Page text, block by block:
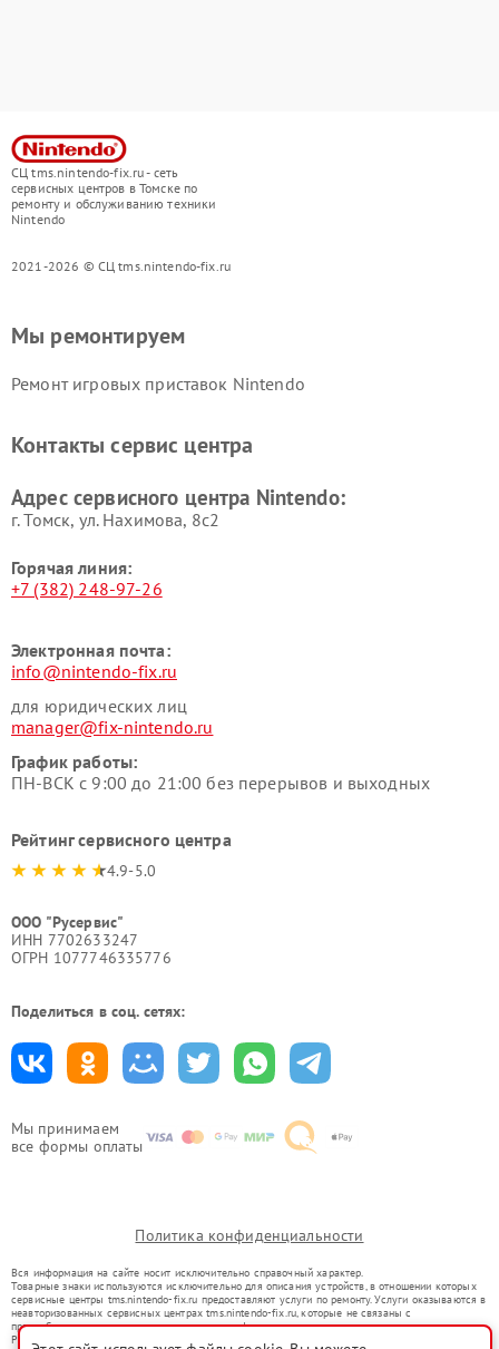
СЦ tms.nintendo-fix.ru - сеть
сервисных центров в Томске по
ремонту и обслуживанию техники
Nintendo
2021-2026 © СЦ tms.nintendo-fix.ru
Мы принимаем
все формы оплаты
Мы ремонтируем
Ремонт игровых приставок Nintendo
Контакты сервис центра
Адрес сервисного центра Nintendo:
г. Томск, ул. Нахимова, 8с2
Горячая линия:
+7 (382) 248-97-26
Электронная почта:
info@nintendo-fix.ru
для юридических лиц
manager@fix-nintendo.ru
График работы:
ПН-ВСК с 9:00 до 21:00 без перерывов и выходных
Рейтинг сервисного центра
4.9-5.0
ООО "Русервис"
ИНН 7702633247
ОГРН 1077746335776
Поделиться в соц. сетях:
Политика конфиденциальности
Вся информация на сайте носит исключительно справочный характер.
Товарные знаки используются исключительно для описания устройств, в отношении которых
сервисные центры tms.nintendo-fix.ru предоставляют услуги по ремонту. Услуги оказываются в
неавторизованных сервисных центрах tms.nintendo-fix.ru, которые не связаны с
правообладателями товарных знаков или их официальными представителями.
Ремонт осуществляется для устройств, уже введенных в гражданский оборот в соответствии